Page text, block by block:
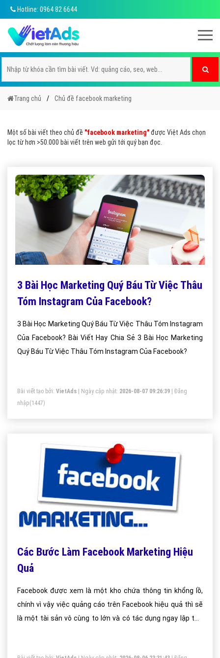
Hotline: 0964 82 6644
Trang chủ Chủ đề facebook marketing
Một số bài viết theo chủ đề "facebook marketing"được Việt Ads chọn
lọc từ hơn >50.000 bài viết trên web gửi tới quý bạn đọc.
3 Bài Học Marketing Quý Báu Từ Việc Thâu
Tóm Instagram Của Facebook?
3 Bài Học Marketing Quý Báu Từ Việc Thâu Tóm Instagram
Của Facebook? Bài Viết Hay Chia Sẻ 3 Bài Học Marketing
Quý Báu Từ Việc Thâu Tóm Instagram Của Facebook?
Bài viết tạo bởi: VietAds | Ngày cập nhật: 2026-08-07 09:26:39
Đăng
nhập(1447)
Các Bước Làm Facebook Marketing Hiệu
Quả
Facebook được xem là một kho chứa thông tin khổng lồ,
chính vì vậy việc quảng cáo trên Facebook hiệu quả thì sẽ
là một tài sản vô cùng to lớn và có tác dụng ngay lập tức